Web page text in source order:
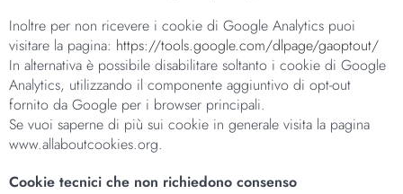
Inoltre per non ricevere i cookie di Google Analytics puoi
visitare la pagina: https://tools.google.com/dlpage/gaoptout/
In alternativa è possibile disabilitare soltanto i cookie di Google
Analytics, utilizzando il componente aggiuntivo di opt-out
fornito da Google per i browser principali.
Se vuoi saperne di più sui cookie in generale visita la pagina
www.allaboutcookies.org.
Cookie tecnici che non richiedono consenso